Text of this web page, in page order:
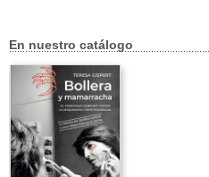
En nuestro catálogo